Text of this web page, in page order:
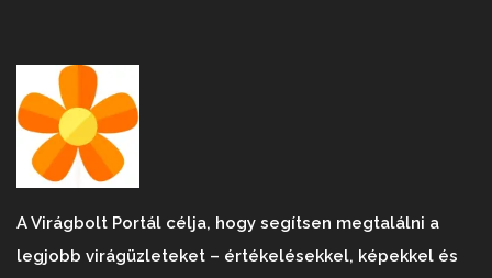
A Virágbolt Portál célja, hogy segítsen megtalálni a
legjobb virágüzleteket – értékelésekkel, képekkel és